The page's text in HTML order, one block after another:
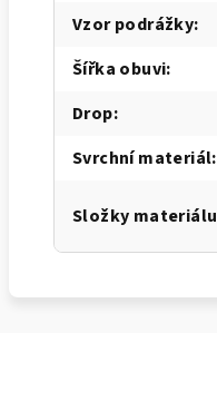
Vzor podrážky:
Šířka obuvi:
Drop:
Svrchní materiál:
Složky materiálu